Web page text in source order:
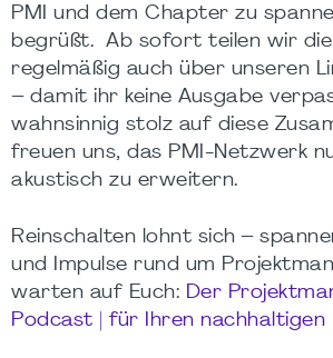
PMI und dem Chapter zu
begrüßt. Ab sofort teilen wir die
regelmäßig auch über unseren
– damit ihr keine Ausgabe
wahnsinnig stolz auf diese
freuen uns, das PMI-Netzwerk
akustisch zu erweitern.
Reinschalten lohnt sich –
und Impulse rund um
warten auf Euch: Der
Podcast | für Ihren